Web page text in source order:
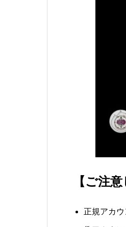
【ご注
正規アカウ